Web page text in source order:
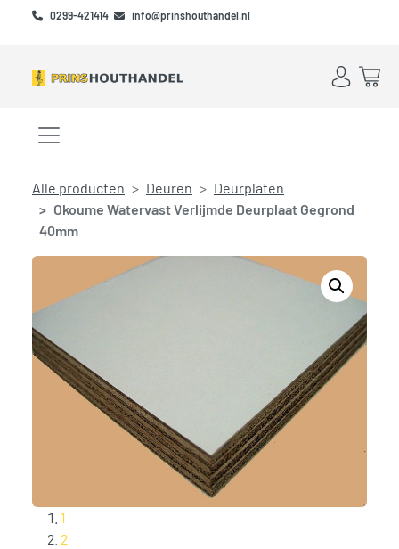
Skip to main content
Skip to footer
0299-421414 info@prinshouthandel.nl
Account
Menu openen/sluiten
Alle producten Deuren
Deurplaten
Okoume Watervast Verlijmde Deurplaat Gegrond
40mm
1
2